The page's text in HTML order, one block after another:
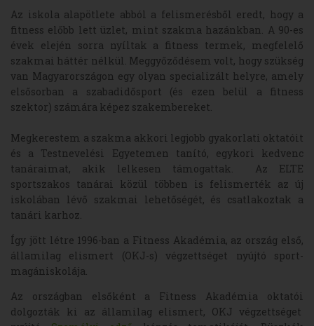
Az iskola alapötlete abból a felismerésből eredt, hogy a
fitness előbb lett üzlet, mint szakma hazánkban. A 90-es
évek elején sorra nyíltak a fitness termek, megfelelő
szakmai háttér nélkül. Meggyőződésem volt, hogy szükség
van Magyarországon egy olyan specializált helyre, amely
elsősorban a szabadidősport (és ezen belül a fitness
szektor) számára képez szakembereket.
Megkerestem a szakma akkori legjobb gyakorlati oktatóit
és a Testnevelési Egyetemen tanító, egykori kedvenc
tanáraimat, akik lelkesen támogattak. Az ELTE
sportszakos tanárai közül többen is felismerték az új
iskolában lévő szakmai lehetőségét, és csatlakoztak a
tanári karhoz.
Így jött létre 1996-ban a Fitness Akadémia, az ország első,
államilag elismert (OKJ-s) végzettséget nyújtó sport-
magániskolája.
Az országban elsőként a Fitness Akadémia oktatói
dolgozták ki az államilag elismert, OKJ végzettséget